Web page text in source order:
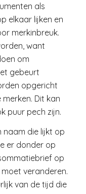
als
elkaar lijken en
merkinbreuk.
want
om
gebeurt
opgericht
Dit kan
puur pech zijn.
naam die lijkt op
er donder op
op
veranderen.
van de tijd die